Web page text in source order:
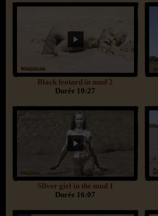
Black leotard in mud 2
Durée 10:27
Silver girl in the mud 1
Durée 16:07